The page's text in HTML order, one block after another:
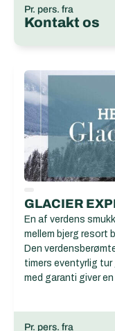
Pr. pers. fra
Kontakt os
GLACIER
En af verdens
mellem bjerg resort
Den
timers eventyrlig
med garanti giver
Pr. pers. fra